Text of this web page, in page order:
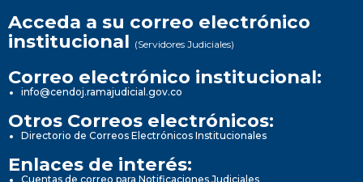
Acceda a su correo electrónico
institucional (Servidores Judiciales)
Correo electrónico institucional:
info@cendoj.ramajudicial.gov.co
Otros Correos electrónicos:
Directorio de Correos Electrónicos Institucionales
Enlaces de interés:
Cuentas de correo para Notificaciones Judiciales